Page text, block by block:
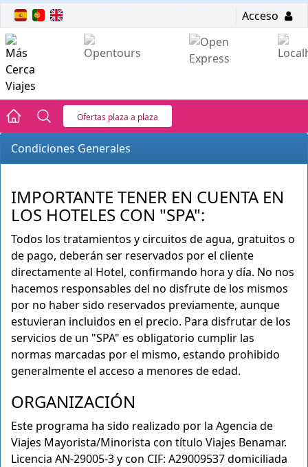
Acceso
Ofertas plaza a plaza
Condiciones Generales
IMPORTANTE TENER EN CUENTA EN
LOS HOTELES CON "SPA":
Todos los tratamientos y circuitos de agua, gratuitos o
de pago, deberán ser reservados por el cliente
directamente al Hotel, confirmando hora y día. No nos
hacemos responsables del no disfrute de los mismos
por no haber sido reservados previamente, aunque
estuvieran incluidos en el precio. Para disfrutar de los
servicios de un "SPA" es obligatorio cumplir las
normas marcadas por el mismo, estando prohibido
generalmente el acceso a menores de edad.
ORGANIZACIÓN
Este programa ha sido realizado por la Agencia de
Viajes Mayorista/Minorista con título Viajes Benamar.
Licencia AN-29005-3 y con CIF: A29009537 domiciliada